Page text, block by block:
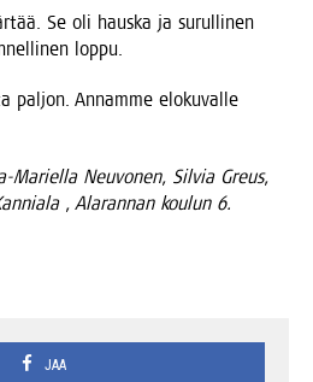
Se oli haus­ka ja surul­li­nen
loppu.
pal­jon. Annam­me elo­ku­val­le
Neu­vo­nen, Sil­via Greus,
, Ala­ran­nan kou­lun 6.
JAA